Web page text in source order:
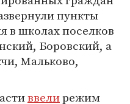
пункты
в школах поселков
Боровский, а
Мальково,
ввелирежим